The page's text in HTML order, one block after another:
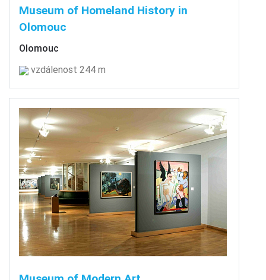
Museum of Homeland History in
Olomouc
Olomouc
vzdálenost 244 m